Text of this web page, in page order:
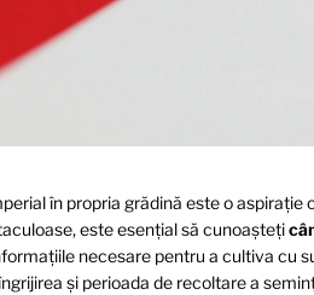
în propria grădină este o aspirație
este esențial să cunoașteți
necesare pentru a cultiva cu
și perioada de recoltare a